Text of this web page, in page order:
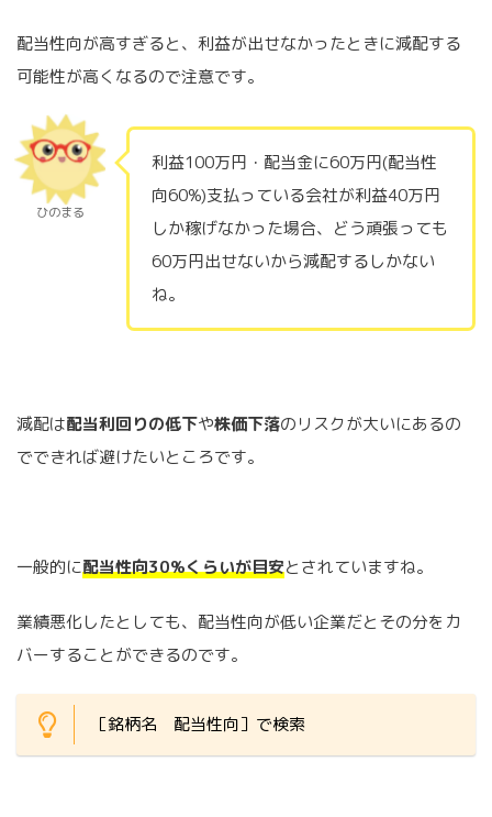
配当性向が高すぎると、利益が出せなかったときに減配する
可能性が高くなるので注意です。
ひのまる
利益100万円・配当金に60万円(配当性
向60%)支払っている会社が利益40万円
しか稼げなかった場合、どう頑張っても
60万円出せないから減配するしかない
ね。
減配は配当利回りの低下や株価下落のリスクが大いにあるの
でできれば避けたいところです。
一般的に配当性向30%くらいが目安とされていますね。
業績悪化したとしても、配当性向が低い企業だとその分をカ
バーすることができるのです。
［銘柄名 配当性向］で検索